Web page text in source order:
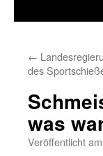
←
des
was
Veröffentlicht am